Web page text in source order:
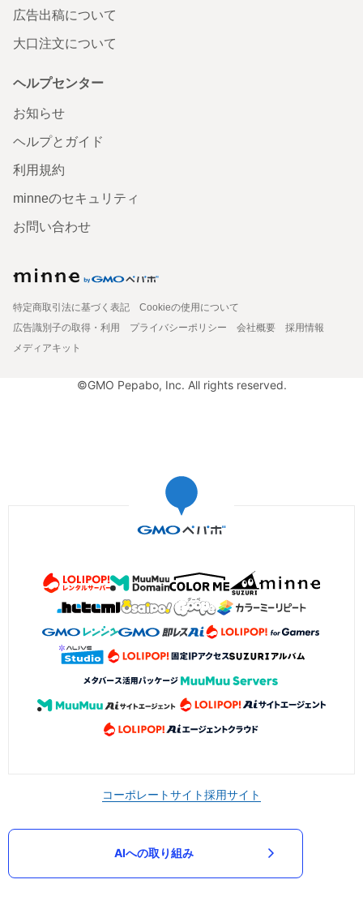
広告出稿について
大口注文について
ヘルプセンター
お知らせ
ヘルプとガイド
利用規約
minneのセキュリティ
お問い合わせ
特定商取引法に基づく表記
Cookieの使用について
広告識別子の取得・利用
プライバシーポリシー 会社概要
採用情報
メディアキット
©GMO Pepabo, Inc. All rights reserved.
コーポレートサイト採用サイト
AIへの取り組み